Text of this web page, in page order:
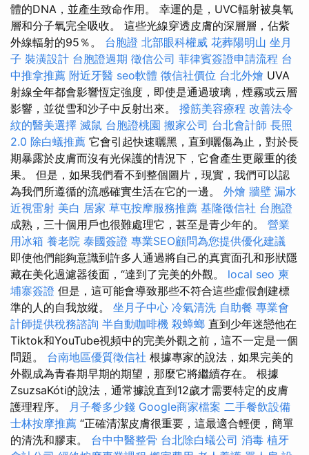
體的DNA，並產生致命作用。 幸運的是，UVC輻射被臭氧
層和分子氧完全吸收。 這些光線穿透皮膚的深層層，佔紫
外線輻射的95％。 台胞證 北部眼科權威 花葬陽明山 坐月
子 裝潢設計 台胞證過期 徵信公司 菲律賓簽證申請流程 台
中推拿推薦 附近牙醫 seo軟體 徵信社價位 台北外燴 UVA
射線全年都會影響恆定強度，即使是通過玻璃，煙霧或云層
影響，並從雪和沙子中反射出來。 撥筋美容療程 改善法令
紋的醫美選擇 滅鼠 台胞證桃園 搬家公司 台北會計師 長照
2.0 除白蟻推薦 它會引起快速曬黑，直到曬傷為止，對於長
期暴露於皮膚而沒有光保護的情況下，它會產生更嚴重的後
果。 但是，如果我們看不到整個圖片，現實，我們可以認
為我們所遵循的流感確實生活在它的一邊。 外燴 牆壁 漏水
近視雷射 美白 居家 草屯按摩服務推薦 基隆徵信社 台胞證
成熟，三十個用戶也很難處理它，甚至是青少年的。 營業
用冰箱 養老院 泰國簽證 專業SEO顧問為您提供優化建議
即使他們能夠意識到許多人通過將自己的真實面孔和形狀隱
藏在美化過濾器後面，“達到了完美的外觀。 local seo 柬
埔寨簽證 但是，這可能會導致那些不符合這些虛假創建標
準的人的自我放縱。 坐月子中心 冷氣清洗 自助餐 專業會
計師提供稅務諮詢 半自動咖啡機 殺蟑螂 直到少年迷戀他在
Tiktok和YouTube視頻中的完美外觀之前，這不一定是一個
問題。 台南地區優質徵信社 根據專家的說法，如果完美的
外觀成為青春期早期的期望，那麼它將繼續存在。 根據
ZsuzsaKóti的說法，通常據說直到12歲才需要特定的皮膚
護理程序。 月子餐多少錢 Google商家檔案 二手餐飲設備
士林按摩推薦 “正確清潔皮膚很重要，這最適合輕便，簡單
的清洗和膠束。 台中中醫整骨 台北除白蟻公司 消毒 植牙